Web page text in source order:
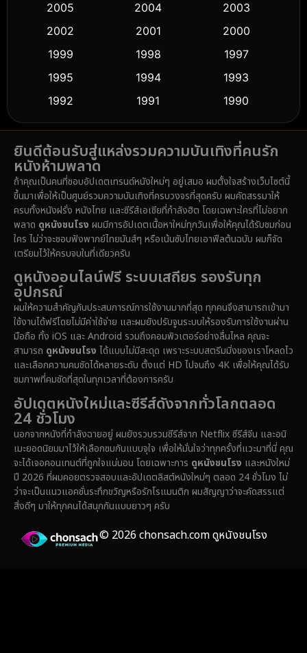
Cult Film
Dance เต้น (10)
Detective สืบสวน (59)
Detective สืบสวน
Disaster
Disney+ (5)
Documentary สารคดี (91)
Drama ดราม่า
Dystopian
Emotional (61)
Epic มหากาพย์ (222)
Family ครอบครัว
Fantasy จินตนาการ (329)
Fiction (14)
Gothic
2005
2004
2003
2002
2001
2000
1999
1998
1997
1995
1994
1993
1992
1991
1990
1989
1988
1986
1985
1983
1982
1981
1971
1962 1953
ยินดีต้อนรับสู่แหล่งรวมความบันเทิงที่คนรัก
หนังห้ามพลาด
ถ้าคุณเป็นคนที่ชอบอัปเดตเทรนด์หนังใหม่ๆ อยู่เสมอ ผมตั้งใจสร้างเว็บไซต์นี้
ขึ้นมาเพื่อให้เป็นศูนย์รวมความบันเทิงที่ครบวงจรที่สุดครับ ผมคัดสรรมาให้
ครบทั้งหนังฝรั่ง หนังไทย และซีรีส์เอเชียที่กำลังฮิต โดยเฉพาะใครที่ไม่อยาก
พลาด ดูหนังชนโรง ผมมีการอัปเดตเนื้อหาใหม่ทุกวันเพื่อให้คุณได้รับชมก่อน
ใคร ไม่ว่าจะชอบฟังพากย์ไทยมันส์ๆ หรือเน้นซับไทยเอาฟีลต้นฉบับ ผมก็จัด
เตรียมไว้ให้ครบจบในที่เดียวครับ
ดูหนังออนไลน์ฟรี ระบบเสถียร รองรับทุก
อุปกรณ์
ผมให้ความสำคัญกับประสบการณ์การใช้งานมากที่สุด ทุกคนจึงสามารถเข้ามา
ใช้งานได้ฟรีโดยไม่มีค่าใช้จ่าย และผมยังปรับจูนระบบให้รองรับการใช้งานผ่าน
มือถือ ทั้ง iOS และ Android รวมถึงคอมพิวเตอร์อย่างลื่นไหล คุณจะ
สามารถ ดูหนังชนโรง ได้แบบไม่มีสะดุด เพราะระบบสตรีมมิ่งของเราโหลดไว
และเลือกความคมชัดได้หลายระดับ ตั้งแต่ HD ไปจนถึง 4K เพื่อให้คุณได้รับ
ชมภาพที่คมชัดที่สุดในทุกเวลาที่ต้องการครับ
อัปเดตหนังใหม่และซีรีส์ดังจากทั่วโลกตลอด
24 ชั่วโมง
นอกจากหนังที่กำลังฉายอยู่ ผมยังรวบรวมซีรีส์จาก Netflix ซีรีส์จีน และอนิ
เมะยอดนิยมมาไว้ให้เลือกชมกันแบบจุใจ เพื่อให้มั่นใจว่าทุกครั้งที่แวะมาที่นี่ คุณ
จะได้เจอคอนเทนต์ที่ถูกใจแน่นอน โดยเฉพาะการ ดูหนังชนโรง และหนังใหม่
ปี 2026 ที่ผมคอยตรวจสอบและอัปเดตลิสต์หนังใหม่ๆ ตลอด 24 ชั่วโมง ไม่
ว่าจะเป็นแนวแอคชั่นระทึกขวัญหรือรักโรแมนติก ผมสัญญาว่าจะคัดสรรแต่
สิ่งดีๆ มาให้ทุกคนได้สนุกกันแบบยาวๆ ครับ
© 2026 chonsach.com ดูหนังชนโรง